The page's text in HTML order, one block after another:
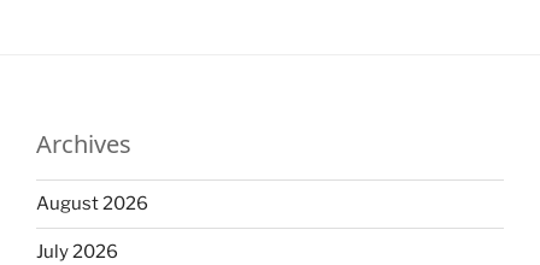
Archives
August 2026
July 2026